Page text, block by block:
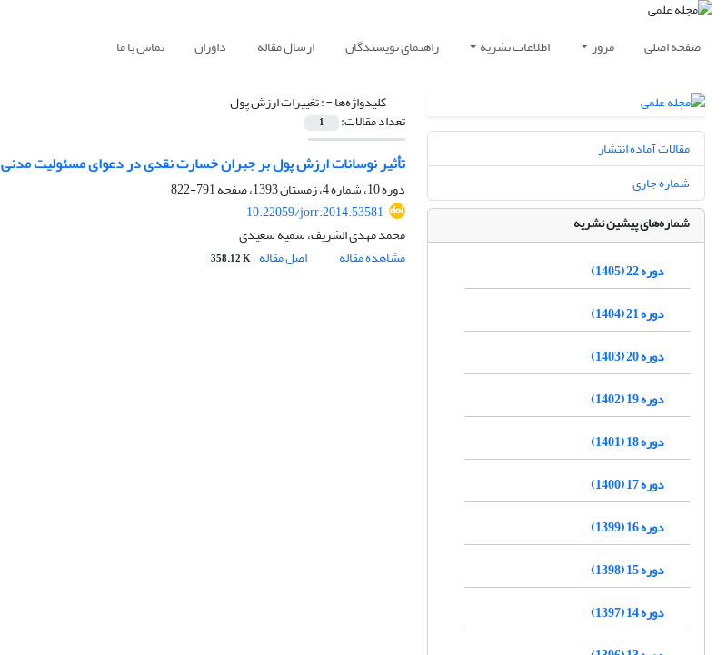
صفحه اصلی مرور اطلاعات نشریه راهنمای نویسندگان ارسال مقاله داوران تماس با ما
کلیدواژه‌ها =: تغییرات ارزش پول
تعداد مقالات: 1
تأثیر نوسانات ارزش پول بر جبران خسارت نقدی در دعوای مسئولیت مدنی
دوره 10، شماره 4، زمستان 1393، صفحه
791-822
10.22059/jorr.2014.53581
محمد مهدی الشریف، سمیه سعیدی
مشاهده مقاله
اصل مقاله 358.12 K
مقالات آماده انتشار
شماره جاری
شماره‌های پیشین نشریه
دوره 22 (1405)
دوره 21 (1404)
دوره 20 (1403)
دوره 19 (1402)
دوره 18 (1401)
دوره 17 (1400)
دوره 16 (1399)
دوره 15 (1398)
دوره 14 (1397)